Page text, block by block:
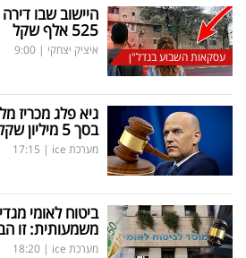
עסקאות השבוע בנדל"ן
היישוב שבו
525 אלף שקל
איציק יצחקי |
9:00
גיא פלג מכריז
בסך 5 מיליון שקל
מערכת ice |
17:15
ביטוח לאומי
משמעותית: זו
מערכת ice |
18:20